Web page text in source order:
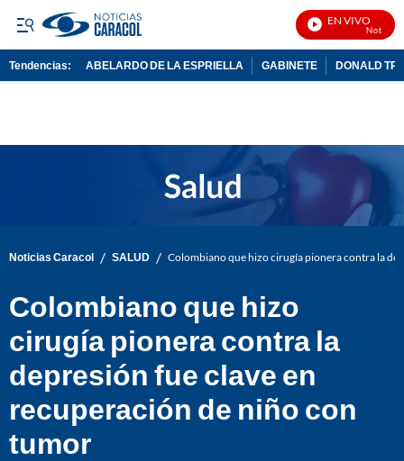
EN VIVO
Noticias
Tendencias: ABELARDO DE LA ESPRIELLA GABINETE DONALD
Noticias Caracol / SALUD / Colombiano que hizo cirugía pionera contra la
Colombiano que hizo
cirugía pionera contra la
depresión fue clave en
recuperación de niño con
tumor